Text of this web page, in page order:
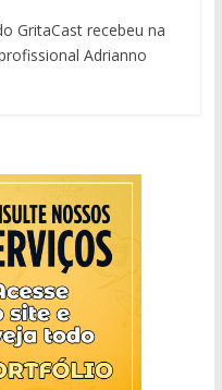
GritaCast recebeu na
Adrianno